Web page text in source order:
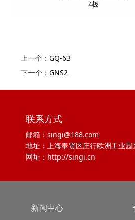
上一个： GQ-63
下一个： GNS2
联系方式
邮箱：singi@188.com
地址：上海奉贤区庄行欧洲工业
网址：http://singi.cn
新闻中心